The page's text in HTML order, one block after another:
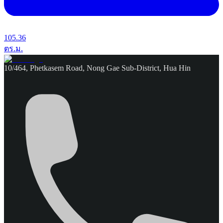
105.36
ตร.ม.
10/464, Phetkasem Road, Nong Gae Sub-District, Hua Hin